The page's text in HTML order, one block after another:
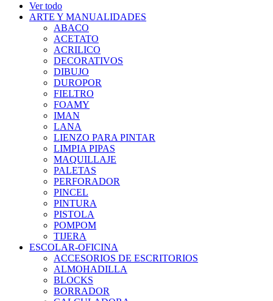
Ver todo
ARTE Y MANUALIDADES
ABACO
ACETATO
ACRILICO
DECORATIVOS
DIBUJO
DUROPOR
FIELTRO
FOAMY
IMAN
LANA
LIENZO PARA PINTAR
LIMPIA PIPAS
MAQUILLAJE
PALETAS
PERFORADOR
PINCEL
PINTURA
PISTOLA
POMPOM
TIJERA
ESCOLAR-OFICINA
ACCESORIOS DE ESCRITORIOS
ALMOHADILLA
BLOCKS
BORRADOR